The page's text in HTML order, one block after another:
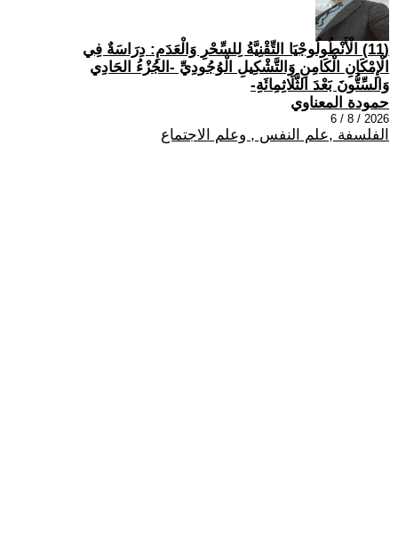
(11) الْأَنْطُولُوجْيَا التِّقْنِيَّةُ لِلسِّحْرِ وَالْعَدَمِ: دِرَاسَةٌ فِي
الْإِمْكَانِ الْكَامِنِ وَالتَّشْكِيلِ الْوُجُودِيِّ -الجُزْءُ الحَادِي
وَالسِّتُّونَ بَعْدَ الثَّلَاثِمِائَةِ-
حمودة المعناوي
2026 / 8 / 6
الفلسفة ,علم النفس , وعلم الاجتماع